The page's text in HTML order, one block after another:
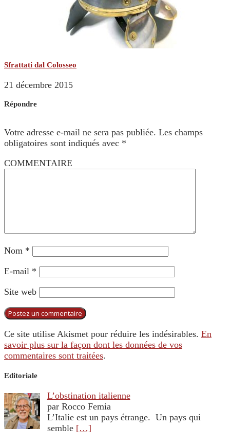
Sfrattati dal Colosseo
21 décembre 2015
Répondre
Votre adresse e-mail ne sera pas publiée. Les champs
obligatoires sont indiqués avec *
COMMENTAIRE
Nom *
E-mail *
Site web
Ce site utilise Akismet pour réduire les indésirables. En
savoir plus sur la façon dont les données de vos
commentaires sont traitées.
Editoriale
L’obstination italienne
par Rocco Femia
L’Italie est un pays étrange. Un pays qui
semble […]